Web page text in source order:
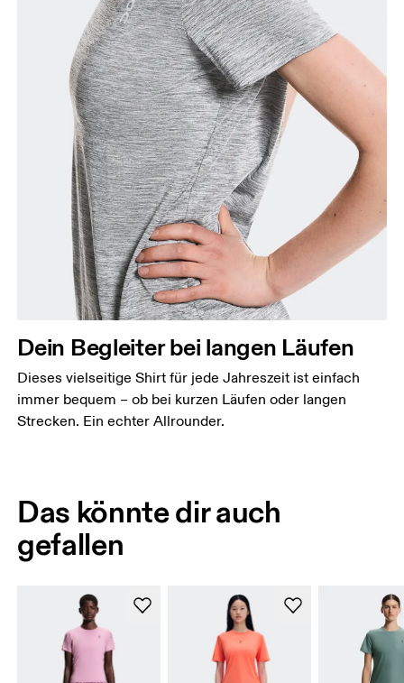
Dein Begleiter bei langen Läufen
Dieses vielseitige Shirt für jede Jahreszeit ist einfach
immer bequem – ob bei kurzen Läufen oder langen
Strecken. Ein echter Allrounder.
Das könnte dir auch
gefallen